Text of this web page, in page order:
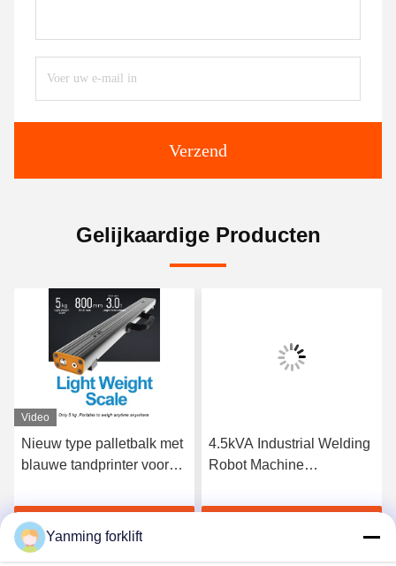
Verzend
Gelijkaardige Producten
Video
Nieuw type palletbalk met
blauwe tandprinter voor
Krijg Beste Prijs
4.5kVA Industrial Welding
Robot Machine
Customized Welding
Yanming forklift